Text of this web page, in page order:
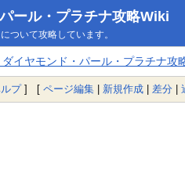
ール・プラチナ攻略Wiki
ついて攻略しています。
イヤモンド・パール・プラチナ攻
プ] [ ページ編集 | 新規作成 | 差分 |